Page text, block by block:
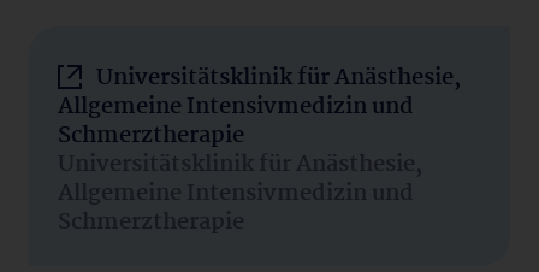
Universitätsklinik für Anästhesie,
Allgemeine Intensivmedizin und
Schmerztherapie
Universitätsklinik für Anästhesie,
Allgemeine Intensivmedizin und
Schmerztherapie